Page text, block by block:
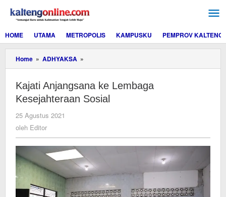
konten
HOME
UTAMA METROPOLIS KAMPUSKU PEMPROV KALTENG
Home » ADHYAKSA »
Anjangsana
Lembaga
Kesejahteraan
Sosial
Kajati Anjangsana ke Lembaga
Kesejahteraan Sosial
25 Agustus 2021
oleh Editor